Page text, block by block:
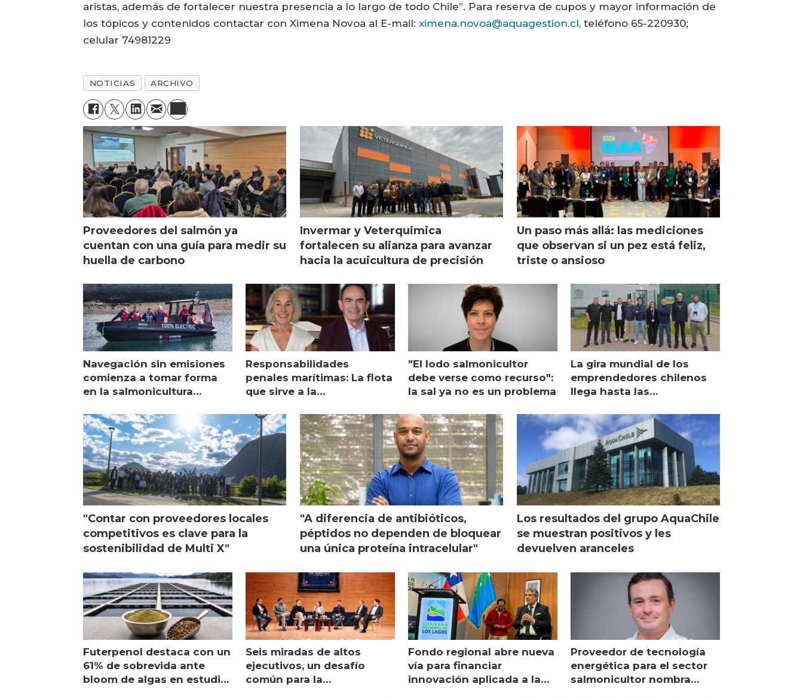
aristas, además de fortalecer nuestra presencia a lo largo de todo Chile”. Para reserva de cupos y mayor información de
los tópicos y contenidos contactar con Ximena Novoa al E-mail:ximena.novoa@aquagestion.cl, teléfono 65-220930;
celular 74981229
NOTICIAS ARCHIVO
Proveedores del salmón ya
cuentan con una guía para medir su
huella de carbono
Invermar y Veterquimica
fortalecen su alianza para avanzar
hacia la acuicultura de precisión
Un paso más allá: las mediciones
que observan si un pez está feliz,
triste o ansioso
Navegación sin emisiones
comienza a tomar forma
en la salmonicultura
Responsabilidades
penales marítimas: La flota
que sirve a la
visión
"El lodo salmonicultor
debe verse como recurso":
la sal ya no es un problema
La gira mundial de los
emprendedores chilenos
llega hasta las
Escocia
"Contar con proveedores locales
competitivos es clave para la
sostenibilidad de Multi X"
"A diferencia de antibióticos,
péptidos no dependen de bloquear
una única proteína intracelular"
Los resultados del grupo AquaChile
se muestran positivos y les
devuelven aranceles
Futerpenol destaca con un
61% de sobrevida ante
bloom de algas en estudio
Seis miradas de altos
ejecutivos, un desafío
común para la
Fondo regional abre nueva
vía para financiar
innovación aplicada a la
Proveedor de tecnología
energética para el sector
salmonicultor nombra